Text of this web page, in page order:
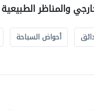
والمناظر
أحواض السباحة